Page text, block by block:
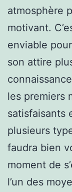
atmosphère
motivant.
enviable
son attire
les premiers
satisfaisants
plusieurs
faudra bien
moment de
l’un des